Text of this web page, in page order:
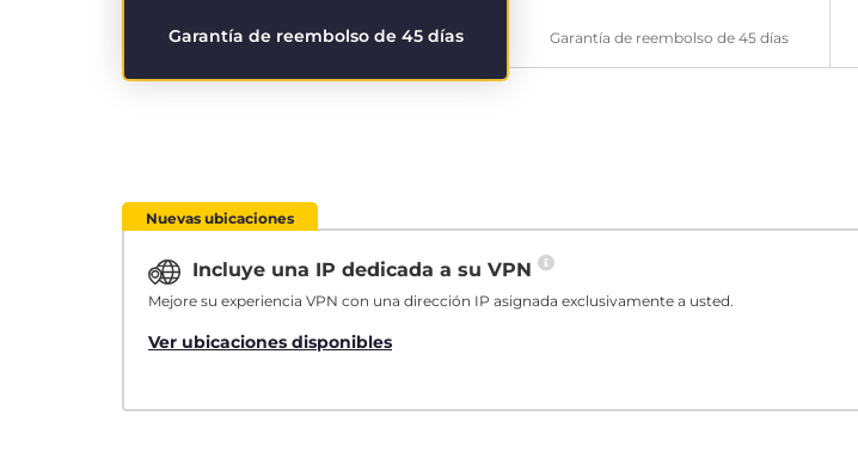
Garantía de reembolso de 45 días Garantía de reembolso de 45 días
Nuevas ubicaciones
Incluye una IP dedicada a su VPN
Mejore su experiencia VPN con una dirección IP asignada exclusivamente a usted.
Ver ubicaciones disponibles